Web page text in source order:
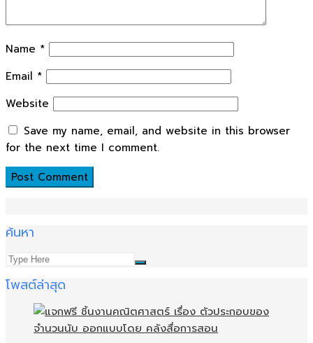
Name *
Email *
Website
Save my name, email, and website in this browser
for the next time I comment.
ค้นหา
โพสต์ล่าสุด